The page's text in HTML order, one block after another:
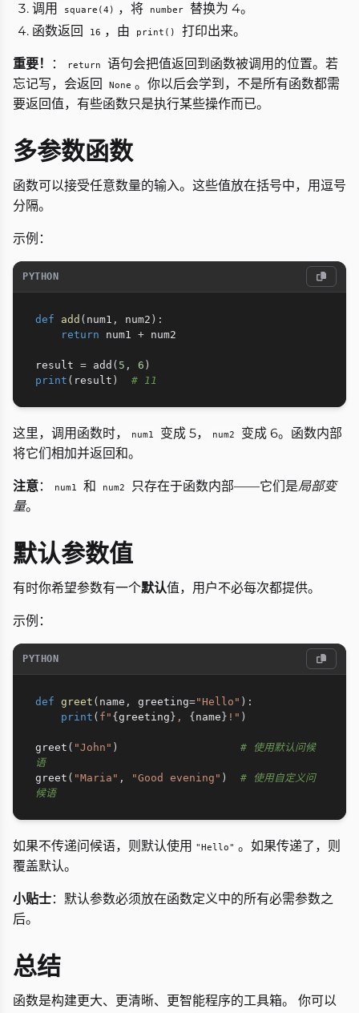
调用
square(4) ，将 number
替换为 4。
函数返回
16 ，由 print() 打印出来。
重要！ ： return
语句会把值返回到函数被调用的位置。若
忘记写，会返回
None 。你以后会学到，不是所有函数都需
要返回值，有些函数只是执行某些操作而已。
多参数函数
函数可以接受任意数量的输入。这些值放在括号中，用逗号
分隔。
示例：
PYTHON
def add ( num1 , num2 ) :
return num1 + num2
result = add ( 5 , 6 )
print ( result ) # 11
这里，调用函数时， num1 变成 5， num2
变成 6。函数内部
将它们相加并返回和。
注意： num1 和 num2 只存在于函数内部——它们是局部变
量。
默认参数值
有时你希望参数有一个默认值，用户不必每次都提供。
示例：
PYTHON
def greet ( name , greeting="Hello" ) :
print ( f" { greeting } , { name } !" )
greet ( "John" )
# 使用默认问候
语
greet ( "Maria" , "Good evening" )
# 使用自定义问
候语
如果不传递问候语，则默认使用 "Hello" 。如果传递了，则
覆盖默认。
小贴士：默认参数必须放在函数定义中的所有必需参数之
后。
总结
函数是构建更大、更清晰、更智能程序的工具箱。 你可以